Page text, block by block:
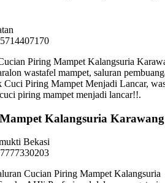
Piring Mampet Kalangsuria
wastafel mampet, saluran
Cuci Piring Mampet Menjadi Lancar,
piring mampet menjadi lancar!!.
Kalangsuria Karawang
Bekasi
Cucian Piring Mampet Kalangsuria